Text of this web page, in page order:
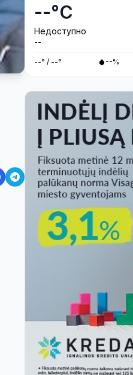
--°C
Недоступно
--
--° / --° --%